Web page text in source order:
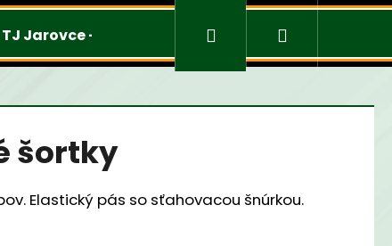
TJ Jarovce - Mužstvá Merchandise
PrihlásenieNákupný
košík
šortky
Elastický pás so sťahovacou šnúrkou.